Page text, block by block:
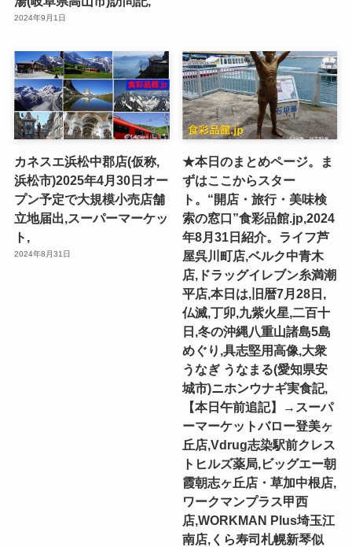
2024年9月1日
カネスエ浜松中郡店(仮称,
浜松市)2025年4月30日オー
プン予定で大規模小売店舗
立地届出,スーパーマーケッ
ト,
2024年8月31日
★本日のまとめページ。ま
ずはここからスター
ト。“開店・旅行・美味検
索の窓口”食彩品館.jp,2024
年8月31日紹介。ライフ芦
屋呉川町店,ベルク中青木
店,ドラッグイレブン糸満潮
平店,本日は,旧暦7月28日,
仏滅,丁卯,九紫火星,二百十
日,冬の沖縄八重山諸島5島
めぐり,具志堅用高像,大衆
うなぎ うなまる(愛知県安
城市)ニホンウナギ実食記,
【本日午前追記】→スーパ
ーマーケットバロー登美ヶ
丘店,Vdrug志染駅前クレス
トヒルズ薬局,ビッグエー朝
霞朝志ヶ丘店・草加中根店,
ワークマンプラス甲西
店,WORKMAN Plus埼玉江
南店,くら寿司札幌新琴似